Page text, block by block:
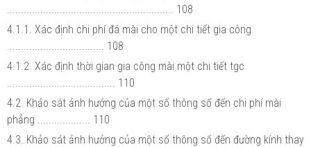
............................................................ 108
4.1.1. Xác định chi phí đá mài cho một chi tiết gia công
................................... 108
4.1.2. Xác định thời gian gia công mài một chi tiết tgc
....................................... 110
4.2. Khảo sát ảnh hưởng của một số thông số đến chi phí mài
phẳng ................... 110
4.3. Khảo sát ảnh hưởng của một số thông số đến đường kính thay